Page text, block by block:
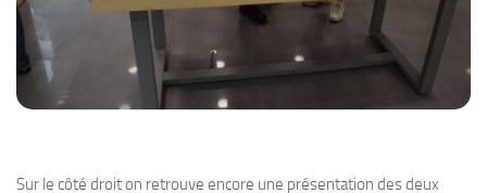
Sur le côté droit on retrouve encore une présentation des deux